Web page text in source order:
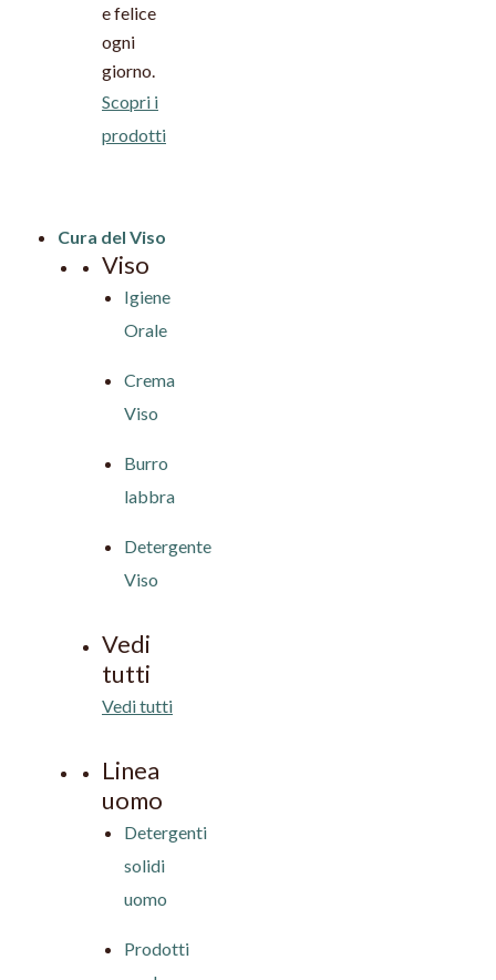
e felice
ogni
giorno.
Scopri i
prodotti
Cura del Viso
Viso
Igiene
Orale
Crema
Viso
Burro
labbra
Detergente
Viso
Vedi
tutti
Vedi tutti
Linea
uomo
Detergenti
solidi
uomo
Prodotti